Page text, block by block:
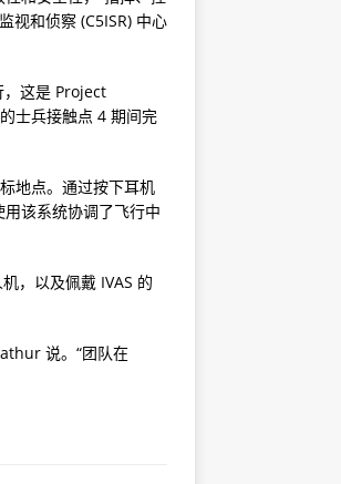
视和侦察 (C5ISR) 中心
，这是 Project
士兵接触点 4 期间完
地点。通过按下耳机
该系统协调了飞行中
，以及佩戴 IVAS 的
说。“团队在